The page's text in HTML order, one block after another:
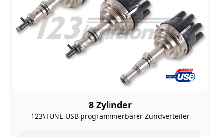
8 Zylinder
123\TUNE USB programmierbarer Zündverteiler